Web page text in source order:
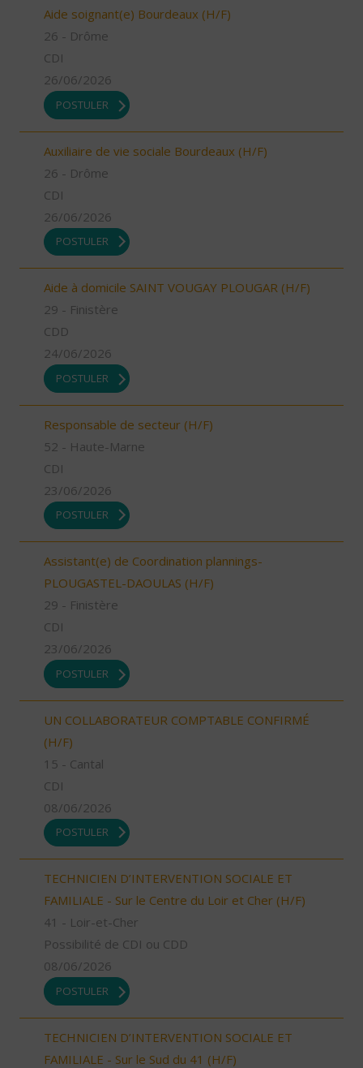
Aide soignant(e) Bourdeaux (H/F)
26 - Drôme
CDI
26/06/2026
POSTULER
Auxiliaire de vie sociale Bourdeaux (H/F)
26 - Drôme
CDI
26/06/2026
POSTULER
Aide à domicile SAINT VOUGAY PLOUGAR (H/F)
29 - Finistère
CDD
24/06/2026
POSTULER
Responsable de secteur (H/F)
52 - Haute-Marne
CDI
23/06/2026
POSTULER
Assistant(e) de Coordination plannings-
PLOUGASTEL-DAOULAS (H/F)
29 - Finistère
CDI
23/06/2026
POSTULER
UN COLLABORATEUR COMPTABLE CONFIRMÉ
(H/F)
15 - Cantal
CDI
08/06/2026
POSTULER
TECHNICIEN D’INTERVENTION SOCIALE ET
FAMILIALE - Sur le Centre du Loir et Cher (H/F)
41 - Loir-et-Cher
Possibilité de CDI ou CDD
08/06/2026
POSTULER
TECHNICIEN D’INTERVENTION SOCIALE ET
FAMILIALE - Sur le Sud du 41 (H/F)